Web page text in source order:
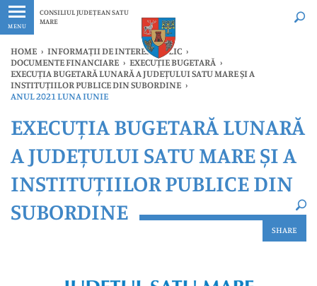
MENU
CONSILIUL JUDEȚEAN SATU
MARE
Ultimele
HOME › INFORMAȚII DE INTERES PUBLIC ›
DOCUMENTE FINANCIARE › EXECUȚIE BUGETARĂ ›
EXECUȚIA BUGETARĂ LUNARĂ A JUDEȚULUI SATU MARE ȘI A
INSTITUȚIILOR PUBLICE DIN SUBORDINE ›
ANUL 2021 LUNA IUNIE
Ultimele Oricând ×
EXECUȚIA BUGETARĂ LUNARĂ
A JUDEȚULUI SATU MARE ȘI A
INSTITUȚIILOR PUBLICE DIN
SUBORDINE
SHARE